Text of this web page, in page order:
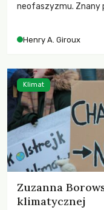
neofaszyzmu. Znany
wychowają
Henry A. Giroux
Zuzanna
klimatycznej
Klimat